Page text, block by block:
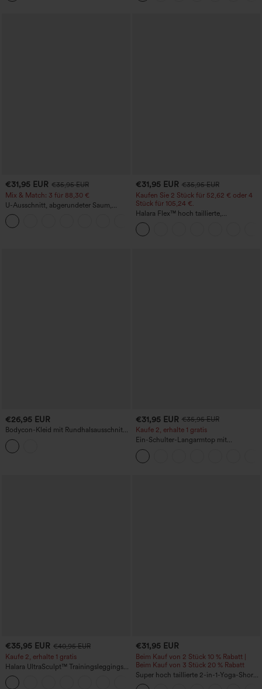
€31,95 EUR €35,95 EUR
Mix & Match: 3 für 88,30 €
U-Ausschnitt, abgerundeter Saum,
InstantCool Yoga-Trägertop – UPF50+
€31,95 EUR €35,95 EUR
Kaufen Sie 2 Stück für 52,62 € oder 4
Stück für 105,24 €.
Halara Flex™ hoch taillierte,
figurformende Arbeitshose, die die Taille
schmaler wirken lässt, mit Taschen,
weitem Bein und Mikro-Waffelstruktur
€26,95 EUR
Bodycon-Kleid mit Rundhalsausschnitt
und kurzen Ärmeln, längere Mini-
Länge, lässig
€31,95 EUR €35,95 EUR
Kaufe 2, erhalte 1 gratis
Ein-Schulter-Langarmtop mit
Daumenloch, geschwungener Saum
(High-Low), schnell trocknend – Yoga-
Sporttop mit integriertem BH
€35,95 EUR €40,95 EUR
Kaufe 2, erhalte 1 gratis
Halara UltraSculpt™ Trainingsleggings
mit hohem Bund – raffende Push-up-
Po-Form, Bauchkontrolle, Taschen und
€31,95 EUR
Beim Kauf von 2 Stück 10 % Rabatt |
Beim Kauf von 3 Stück 20 % Rabatt
Super hoch taillierte 2-in-1-Yoga-Shorts
mit Gesäßtasche und Seitentasche-